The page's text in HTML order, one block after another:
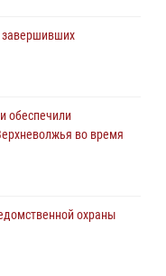
дороге в городе Кашин
завершивших
обеспечили
во время
охраны